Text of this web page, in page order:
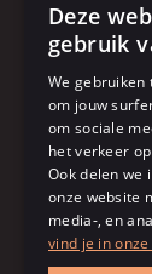
Algemene
Deze
gebruik
We gebruiken
om jouw
om sociale
het verkeer
Ook delen we
onze website
media-, en
vind je in